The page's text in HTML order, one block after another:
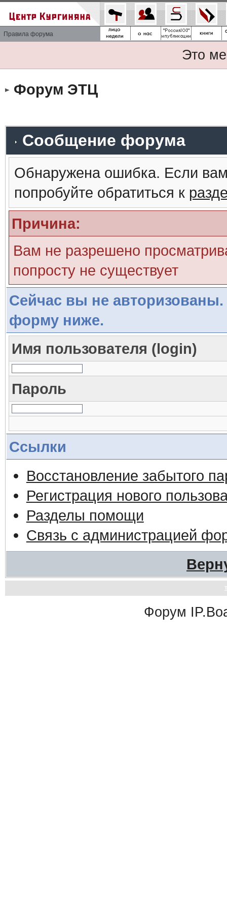
Правила форума
Это
Форум ЭТЦ
Сообщение форума
Обнаружена ошибка. Если
попробуйте обратиться к
Причина:
Вам не разрешено
попросту не существует
Сейчас вы не авторизованы.
форму ниже.
Имя пользователя (login)
Пароль
Ссылки
Восстановление забытого
Регистрация нового
Разделы помощи
Связь с администрацией
Форум